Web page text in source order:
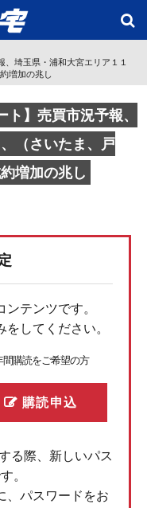
、埼玉県・浦和大宮エリア１１
増加の兆し
ト】売買市況予報、
（さいたま、戸
増加の兆し
テンツです。
してください。
間購読をご希望の方
購読申込
る際、新しいパス
。
、パスワードをお